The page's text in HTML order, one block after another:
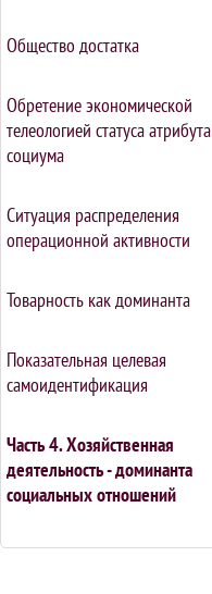
Общество достатка
Обретение экономической
телеологией статуса атрибута
социума
Ситуация распределения
операционной активности
Товарность как доминанта
Показательная целевая
самоидентификация
Часть 4. Хозяйственная
деятельность - доминанта
социальных отношений